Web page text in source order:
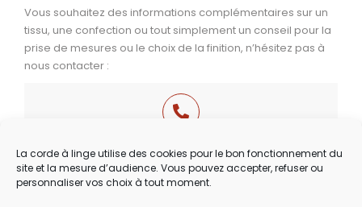
La corde à linge utilise des cookies pour le bon fonctionnement du
site et la mesure d’audience. Vous pouvez accepter, refuser ou
personnaliser vos choix à tout moment.
Vous souhaitez des informations complémentaires sur un
tissu, une confection ou tout simplement un conseil pour la
prise de mesures ou le choix de la finition, n’hésitez pas à
nous contacter :
03 29 60 49 17
Du Mardi au Samedi